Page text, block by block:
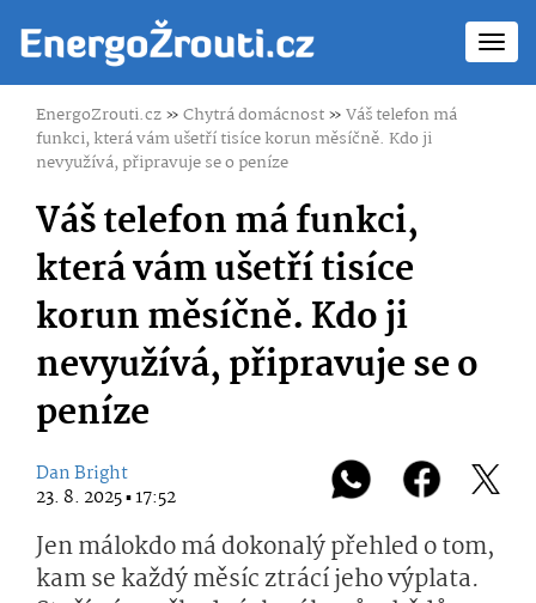
EnergoZrouti.cz»Chytrá domácnost»Váš telefon má
funkci, která vám ušetří tisíce korun měsíčně. Kdo ji
nevyužívá, připravuje se o peníze
Váš telefon má funkci,
která vám ušetří tisíce
korun měsíčně. Kdo ji
nevyužívá, připravuje se o
peníze
Dan Bright
23. 8. 2025 ▪ 17:52
Jen málokdo má dokonalý přehled o tom,
kam se každý měsíc ztrácí jeho výplata.